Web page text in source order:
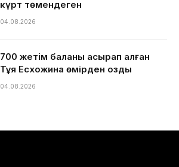
күрт төмендеген
04.08.2026
700 жетім баланы асырап алған
Тұяқ Есхожина өмірден озды
04.08.2026